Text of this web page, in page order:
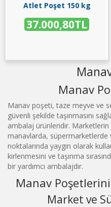
Atlet Poşet 150 kg
37.000,80TL
Manav
Manav poşeti, taze meyve ve
güvenli şekilde taşınmasını
ambalaj ürünleridir.
manavlarda, süpermarketlerde
noktalarında yaygın olarak
kirlenmesini ve taşınma
bir yardımcı ambalajdır.
Manav
Market ve